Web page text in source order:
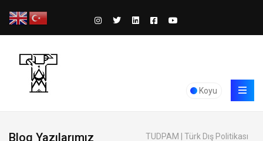
Koyu
Blog Yazılarımız
TUDPAM | Türk Dış Politikası